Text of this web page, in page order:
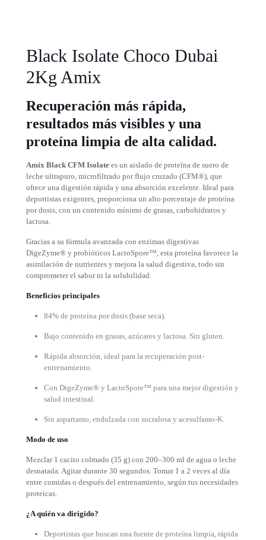
Black Isolate Choco Dubai
2Kg Amix
Recuperación más rápida,
resultados más visibles y una
proteína limpia de alta calidad.
Amix Black CFM Isolate es un aislado de proteína de suero de
leche ultrapuro, microfiltrado por flujo cruzado (CFM®), que
ofrece una digestión rápida y una absorción excelente. Ideal para
deportistas exigentes, proporciona un alto porcentaje de proteína
por dosis, con un contenido mínimo de grasas, carbohidratos y
lactosa.
Gracias a su fórmula avanzada con enzimas digestivas
DigeZyme® y probióticos LactoSpore™, esta proteína favorece la
asimilación de nutrientes y mejora la salud digestiva, todo sin
comprometer el sabor ni la solubilidad.
Beneficios principales
84% de proteína por dosis (base seca).
Bajo contenido en grasas, azúcares y lactosa. Sin gluten.
Rápida absorción, ideal para la recuperación post-
entrenamiento.
Con DigeZyme® y LactoSpore™ para una mejor digestión y
salud intestinal.
Sin aspartamo, endulzada con sucralosa y acesulfamo-K.
Modo de uso
Mezclar 1 cacito colmado (35 g) con 200–300 ml de agua o leche
desnatada. Agitar durante 30 segundos. Tomar 1 a 2 veces al día
entre comidas o después del entrenamiento, según tus necesidades
proteicas.
¿A quién va dirigido?
Deportistas que buscan una fuente de proteína limpia, rápida